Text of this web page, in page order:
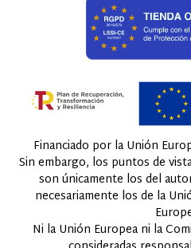
Financiado por la Unión
Sin embargo, los puntos de
son únicamente los del
necesariamente los de la
Ni la Unión Europea ni la